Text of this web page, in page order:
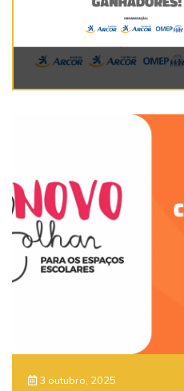
3 outubro, 2025